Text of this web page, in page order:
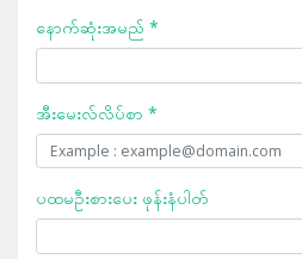
နောက်ဆုံးအမည် *
အီးမေးလ်လိပ်စာ *
ပထမဦးစားပေး ဖုန်းနံပါတ်